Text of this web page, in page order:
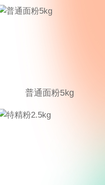
普通面粉5kg